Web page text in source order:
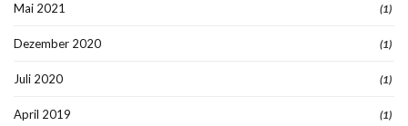
Mai 2021 (1)
Dezember 2020 (1)
Juli 2020 (1)
April 2019 (1)